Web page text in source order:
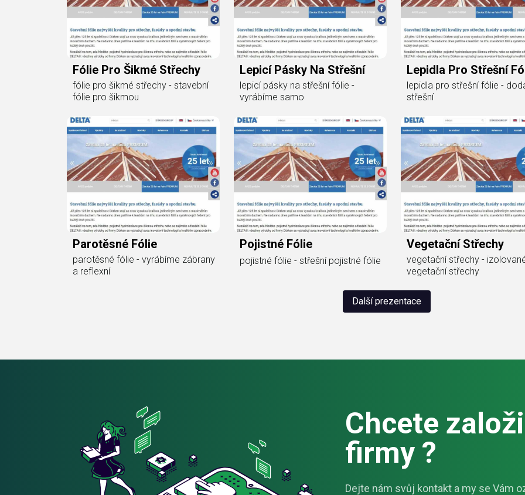
Fólie Pro Šikmé Střechy
fólie pro šikmé střechy - stavební
fólie pro šikmou
Lepicí Pásky Na Střešní
lepicí pásky na střešní fólie -
vyrábíme samo
Lepidla Pro Střešní
lepidla pro střešní fólie -
střešní
Parotěsné Fólie
parotěsné fólie - vyrábíme zábrany
a reflexní
Pojistné Fólie
pojistné fólie - střešní pojistné fólie
Vegetační Střechy
vegetační střechy -
vegetační střechy
Další prezentace
Chcete
firmy ?
Dejte nám svůj kontakt a my se Vám